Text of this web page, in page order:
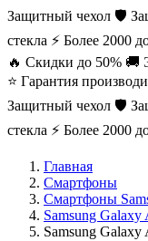
Защитный чехол 🛡️
стекла ⚡ Более 2000
🔥 Скидки до 50% 🚚
⭐ Гарантия
Защитный чехол 🛡️
стекла ⚡ Более 2000
Главная
Смартфоны
Смартфоны
Samsung Galaxy
Samsung